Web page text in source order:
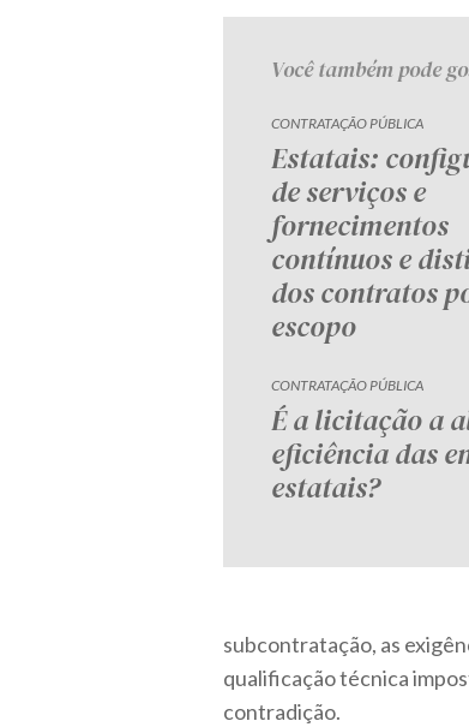
Você também pode
CONTRATAÇÃO PÚBLICA
Estatais:
de serviços e
fornecimentos
contínuos e
dos contratos
escopo
CONTRATAÇÃO PÚBLICA
É a licitação a
eficiência das
estatais?
subcontratação, as
qualificação técnica
contradição.